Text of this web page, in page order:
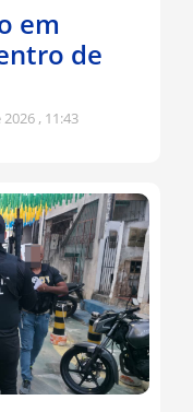
em
de
11:43